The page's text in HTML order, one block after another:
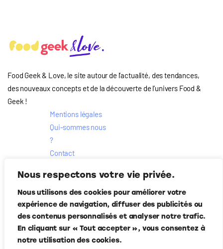
Nous respectons votre vie privée.
Nous utilisons des cookies pour améliorer votre
expérience de navigation, diffuser des publicités ou
des contenus personnalisés et analyser notre trafic.
En cliquant sur « Tout accepter », vous consentez à
notre utilisation des cookies.
Food Geek & Love, le site autour de l’actualité, des tendances,
des nouveaux concepts et de la découverte de l’univers Food&
Geek !
Mentions légales
Qui-sommes nous
?
Contact